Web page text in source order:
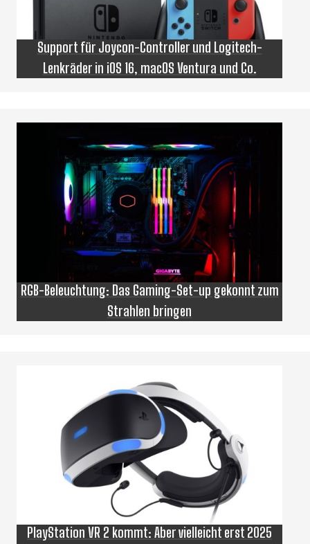
Support für Joycon-Controller und Logitech-
Lenkräder in iOS 16, macOS Ventura und Co.
RGB-Beleuchtung: Das Gaming-Set-up gekonnt zum
Strahlen bringen
PlayStation VR 2 kommt: Aber vielleicht erst 2025